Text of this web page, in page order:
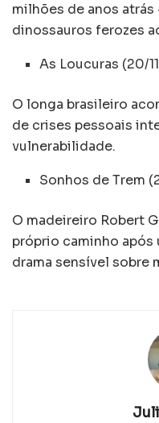
milhões de anos
dinossauros ferozes
As Loucuras (20/
O longa brasileiro
de crises pessoais
vulnerabilidade.
Sonhos de Trem
O madeireiro Robert
próprio caminho após
drama sensível sobre